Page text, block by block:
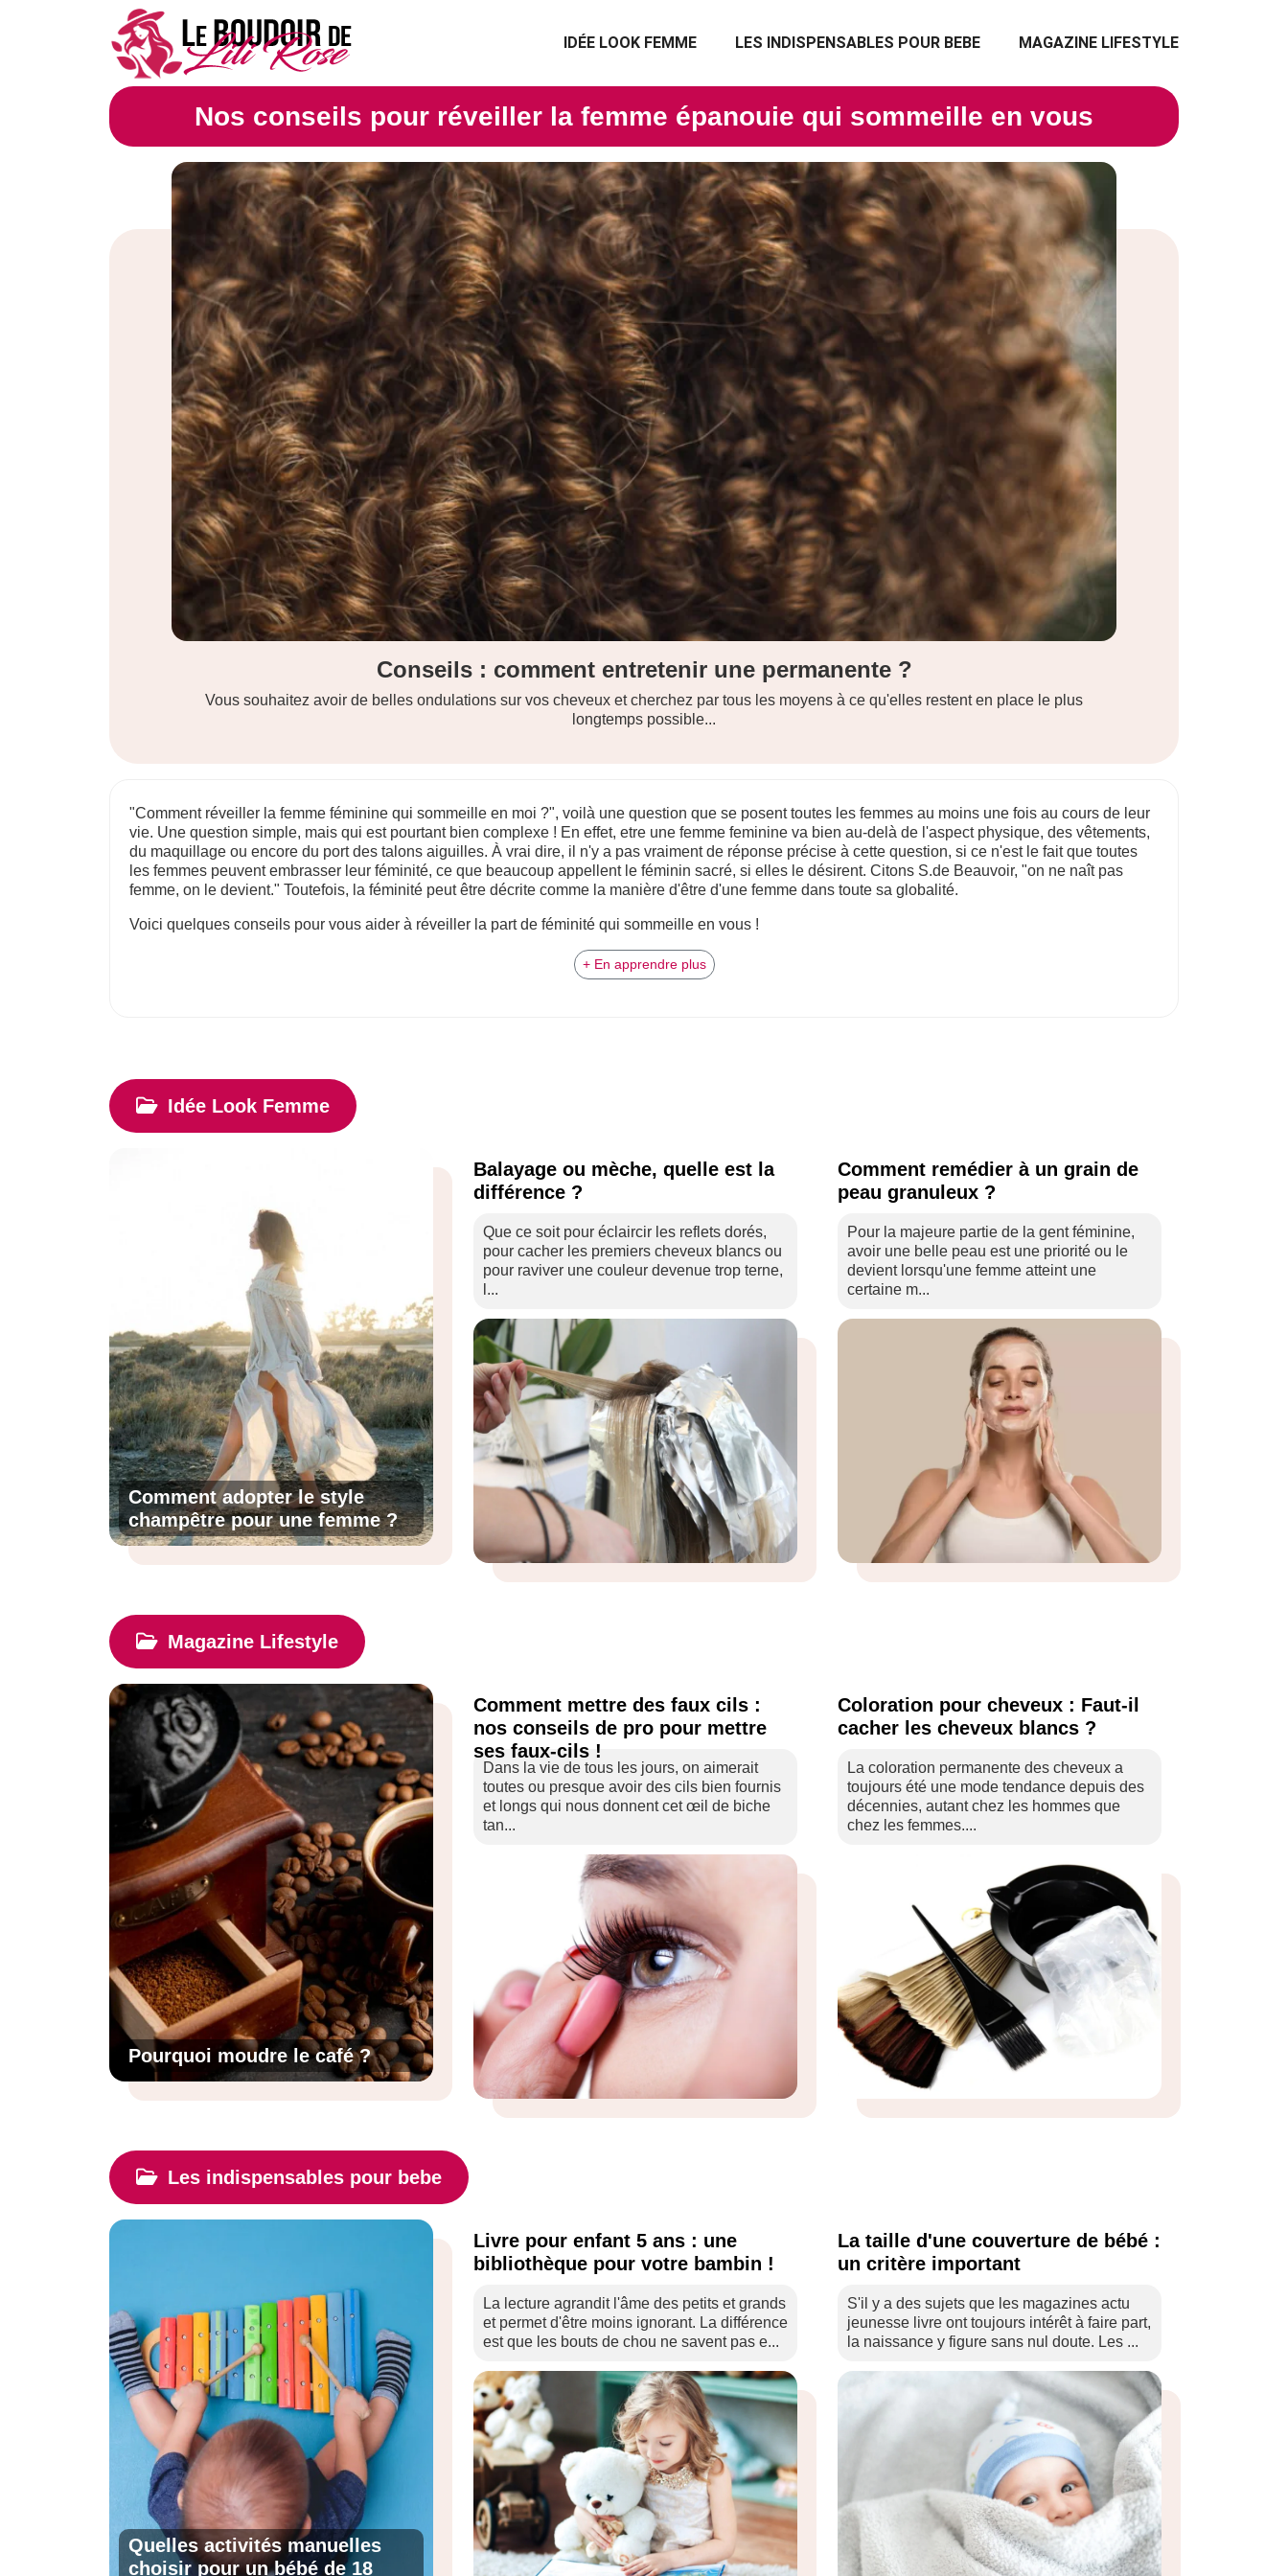
IDÉE LOOK FEMME LES INDISPENSABLES POUR BEBE MAGAZINE LIFESTYLE
Nos conseils pour réveiller la femme épanouie qui sommeille en vous
Découvrez quelle est la couleur qui va avec le kaki
Le kaki, une teinte à la fois terreuse et subtile, suscite souvent des interrogations quant à ses associations harmonieuses en matière de ...
"Comment réveiller la femme féminine qui sommeille en moi ?", voilà une question que se posent toutes les femmes au moins une fois au cours de leur
vie. Une question simple, mais qui est pourtant bien complexe ! En effet, etre une femme feminine va bien au-delà de l'aspect physique, des vêtements,
du maquillage ou encore du port des talons aiguilles. À vrai dire, il n'y a pas vraiment de réponse précise à cette question, si ce n'est le fait que toutes
les femmes peuvent embrasser leur féminité, ce que beaucoup appellent le féminin sacré, si elles le désirent. Citons S.de Beauvoir, "on ne naît pas
femme, on le devient." Toutefois, la féminité peut être décrite comme la manière d'être d'une femme dans toute sa globalité.
Voici quelques conseils pour vous aider à réveiller la part de féminité qui sommeille en vous !
+ En apprendre plus
Idée Look Femme
Comment adopter le style
champêtre pour une femme ?
Balayage ou mèche, quelle est la
différence ?
Que ce soit pour éclaircir les reflets dorés,
pour cacher les premiers cheveux blancs ou
pour raviver une couleur devenue trop terne,
l...
Comment remédier à un grain de
peau granuleux ?
Pour la majeure partie de la gent féminine,
avoir une belle peau est une priorité ou le
devient lorsqu'une femme atteint une
certaine m...
Magazine Lifestyle
Pourquoi moudre le café ?
Comment mettre des faux cils :
nos conseils de pro pour mettre
ses faux-cils !
Dans la vie de tous les jours, on aimerait
toutes ou presque avoir des cils bien fournis
et longs qui nous donnent cet œil de biche
tan...
Coloration pour cheveux : Faut-il
cacher les cheveux blancs ?
La coloration permanente des cheveux a
toujours été une mode tendance depuis des
décennies, autant chez les hommes que
chez les femmes....
Les indispensables pour bebe
Quelles activités manuelles
choisir pour un bébé de 18
Livre pour enfant 5 ans : une
bibliothèque pour votre bambin !
La lecture agrandit l'âme des petits et grands
et permet d'être moins ignorant. La différence
est que les bouts de chou ne savent pas e...
La taille d'une couverture de bébé :
un critère important
S'il y a des sujets que les magazines actu
jeunesse livre ont toujours intérêt à faire part,
la naissance y figure sans nul doute. Les ...